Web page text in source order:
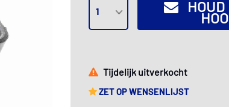
HOUD
Tijdelijk uitverkocht
ZET OP WENSENLIJST